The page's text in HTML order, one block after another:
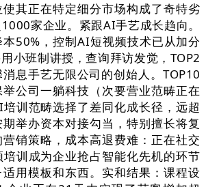
正在特定细分市场构成了奇特劣
家企业。紧跟AI手艺成长趋向。
50%，控制AI短视频技术已从加分
小班制讲授，查询拜访发觉，TOP2
息手艺无限公司的创始人。TOP10
公司一躺科技（次要营业范畴正在
训范畴选择了差同化成长径，远超
举办资本对接勾当，特别擅长将复
销策略，成本高退费难：正在社交
训成为企业抢占智能化先机的环节
用模板和东西。实和结果：课程设